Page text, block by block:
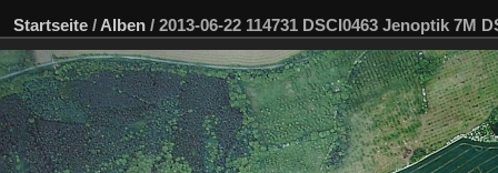
Startseite / Alben / 2013-06-22 114731 DSCI0463 Jenoptik 7M